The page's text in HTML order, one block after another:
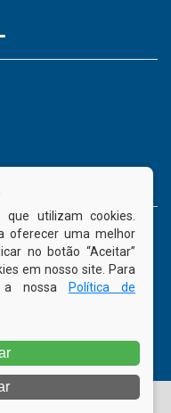
de Tamandaré | Todos
utilizam cookies.
oferecer uma melhor
no botão “Aceitar”
em nosso site. Para
a nossa
Política de